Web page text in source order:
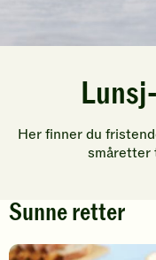
Her finner du
småretter
Sunne retter